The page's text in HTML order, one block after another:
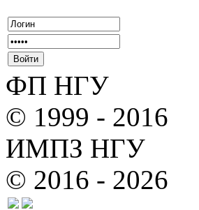
ФП НГУ
© 1999 - 2016
ИМПЗ НГУ
© 2016 - 2026